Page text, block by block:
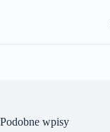
Podobne wpisy